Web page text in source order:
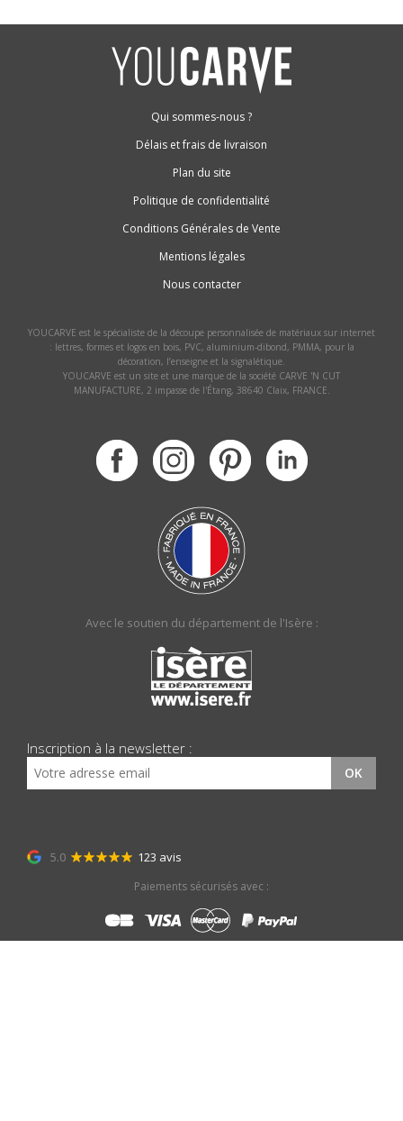
Qui sommes-nous ?
Délais et frais de livraison
Plan du site
Politique de confidentialité
Conditions Générales de Vente
Mentions légales
Nous contacter
YOUCARVE est le spécialiste de la découpe personnalisée de matériaux sur internet
: lettres, formes et logos en bois, PVC, aluminium-dibond, PMMA, pour la
décoration, l’enseigne et la signalétique.
YOUCARVE est un site et une marque de la société CARVE 'N CUT
MANUFACTURE, 2 impasse de l'Étang, 38640 Claix, FRANCE.
Avec le soutien du département de l'Isère :
Inscription à la newsletter :
OK
5.0 123 avis
Paiements sécurisés avec :